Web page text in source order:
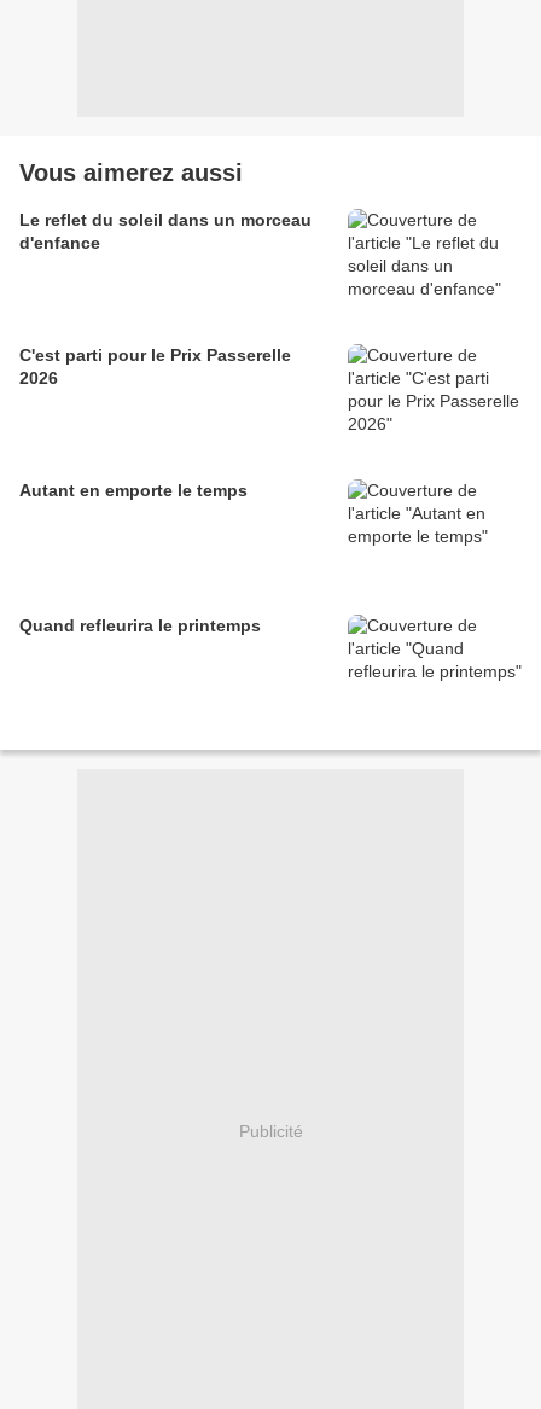
Vous aimerez aussi
Le reflet du soleil dans un morceau
d'enfance
C'est parti pour le Prix Passerelle
2026
Autant en emporte le temps
Quand refleurira le printemps
Publicité